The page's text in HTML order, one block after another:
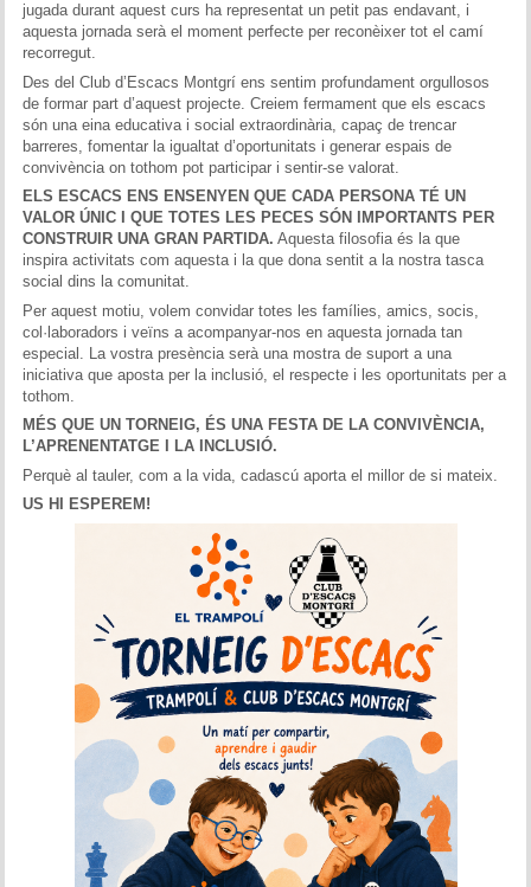
jugada durant aquest curs ha representat un petit pas endavant, i
aquesta jornada serà el moment perfecte per reconèixer tot el camí
recorregut.
Des del Club d’Escacs Montgrí ens sentim profundament orgullosos
de formar part d’aquest projecte. Creiem fermament que els escacs
són una eina educativa i social extraordinària, capaç de trencar
barreres, fomentar la igualtat d’oportunitats i generar espais de
convivència on tothom pot participar i sentir-se valorat.
ELS ESCACS ENS ENSENYEN QUE CADA PERSONA TÉ UN
VALOR ÚNIC I QUE TOTES LES PECES SÓN IMPORTANTS PER
CONSTRUIR UNA GRAN PARTIDA. Aquesta filosofia és la que
inspira activitats com aquesta i la que dona sentit a la nostra tasca
social dins la comunitat.
Per aquest motiu, volem convidar totes les famílies, amics, socis,
col·laboradors i veïns a acompanyar-nos en aquesta jornada tan
especial. La vostra presència serà una mostra de suport a una
iniciativa que aposta per la inclusió, el respecte i les oportunitats per a
tothom.
MÉS QUE UN TORNEIG, ÉS UNA FESTA DE LA CONVIVÈNCIA,
L’APRENENTATGE I LA INCLUSIÓ.
Perquè al tauler, com a la vida, cadascú aporta el millor de si mateix.
US HI ESPEREM!